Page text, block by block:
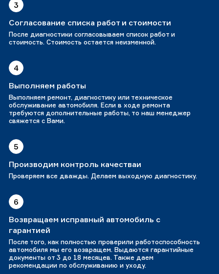
3
Согласование списка работ и стоимости
После диагностики согласовываем список работ и
стоимость. Стоимость остается неизменной.
4
Выполняем работы
Выполняем ремонт, диагностику или техническое
обслуживание автомобиля. Если в ходе ремонта
требуются дополнительные работы, то наш менеджер
свяжется с Вами.
5
Производим контроль качестваи
Проверяем все дважды. Делаем выходную диагностику.
6
Возвращаем исправный автомобиль с
гарантией
После того, как полностью проверили работоспособность
автомобиля мы его возвращем. Выдаются гарантийные
документы от 3 до 18 месяцев. Также даем
рекомендации по обслуживанию и уходу.